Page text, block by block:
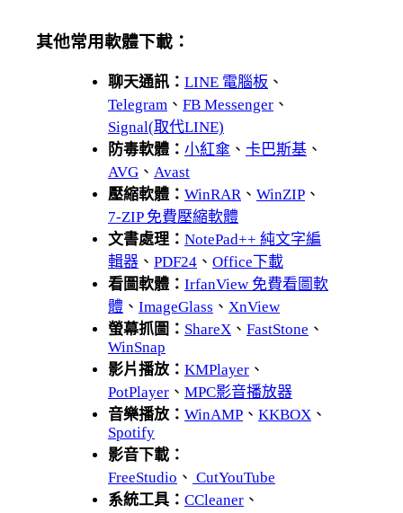
其他常用軟體下載：
聊天通訊： LINE 電腦板 、
Telegram 、 FB Messenger 、
Signal(取代LINE)
防毒軟體： 小紅傘 、 卡巴斯基 、
AVG 、 Avast
壓縮軟體： WinRAR、 WinZIP 、
7-ZIP 免費壓縮軟體
文書處理： NotePad++ 純文字編
輯器 、 PDF24 、 Office下載
看圖軟體： IrfanView 免費看圖軟
體 、 ImageGlass 、 XnView
螢幕抓圖： ShareX 、 FastStone 、
WinSnap
影片播放： KMPlayer 、
PotPlayer 、 MPC影音播放器
音樂播放： WinAMP 、 KKBOX 、
Spotify
影音下載：
FreeStudio 、 CutYouTube
系統工具： CCleaner 、